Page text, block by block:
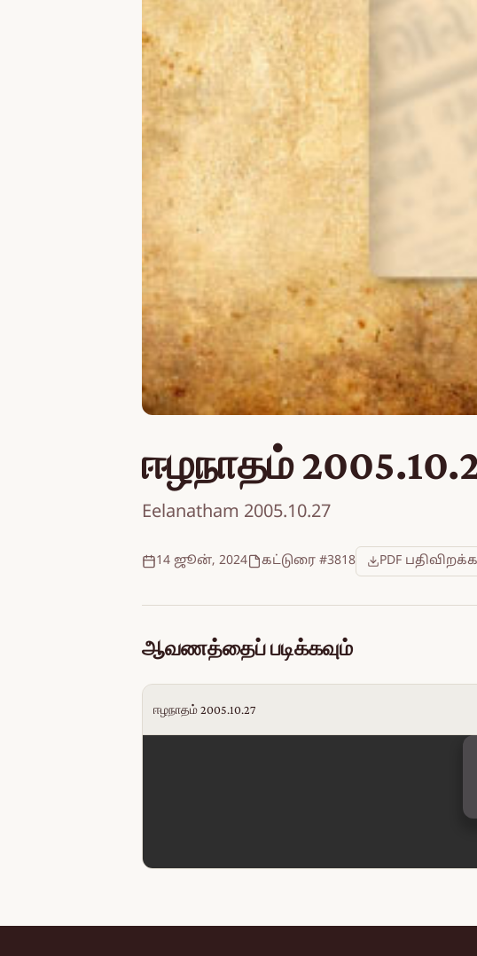
ஈழநாதம்
Eelanatham 2005.10.27
14 ஜூன், 2024 கட்டுரை #3818 PDF
ஆவணத்தைப் படிக்கவும்
ஈழநாதம் 2005.10.27